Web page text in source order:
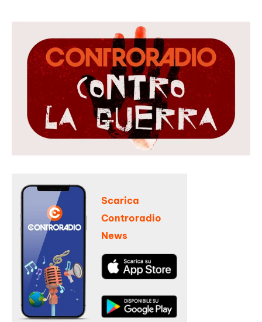
Scarica
Controradio
News